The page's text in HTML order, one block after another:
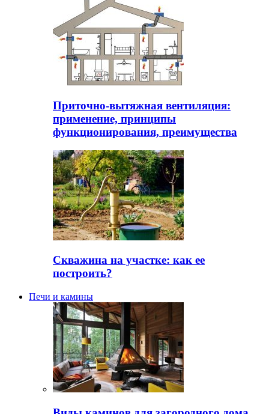
Приточно-вытяжная вентиляция:
применение, принципы
функционирования, преимущества
Скважина на участке: как ее
построить?
Печи и камины